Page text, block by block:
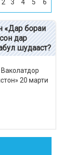
2 3 4 5 6
«Дар бораи
дар
шудааст?
20 марти